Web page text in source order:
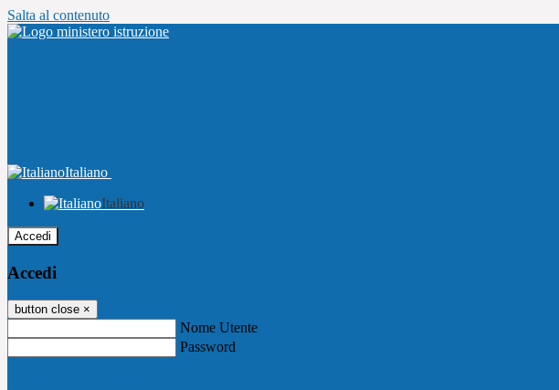
Salta al contenuto
Italiano
Italiano
Accedi
Accedi
button close ×
Nome Utente
Password